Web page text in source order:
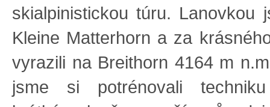
skialpinistickou túru. Lanovkou
Kleine Matterhorn a za
vyrazili na Breithorn 4164 m
jsme si potrénovali